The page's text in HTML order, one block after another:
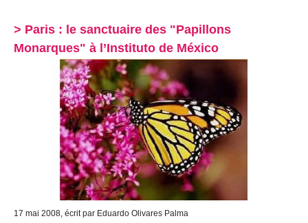
> Paris : le sanctuaire des "Papillons
Monarques" à l’Instituto de México
17 mai 2008, écrit par Eduardo Olivares Palma